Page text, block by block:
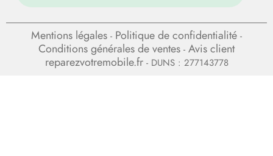
Mentions légales - Politique de confidentialité -
Conditions générales de ventes - Avis client
reparezvotremobile.fr- DUNS : 277143778